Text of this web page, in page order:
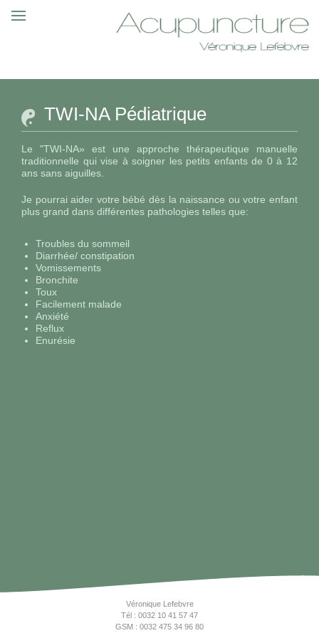
TWI-NA Pédiatrique
Le "TWI-NA» est une approche thérapeutique manuelle
traditionnelle qui vise à soigner les petits enfants de 0 à 12
ans sans aiguilles.
Je pourrai aider votre bébé dès la naissance ou votre enfant
plus grand dans différentes pathologies telles que:
Troubles du sommeil
Diarrhée/ constipation
Vomissements
Bronchite
Toux
Facilement malade
Anxiété
Reflux
Enurésie
Véronique Lefebvre
Tél : 0032 10 41 57 47
GSM : 0032 475 34 96 80